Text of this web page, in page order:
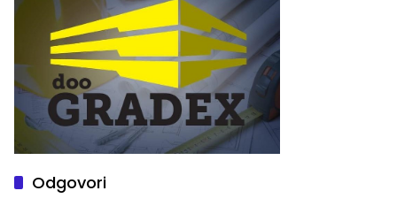
Odgovori